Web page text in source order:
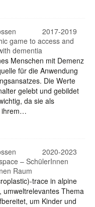
2017-2019
game to access and
dementia
Menschen mit Demenz
für die Anwendung
Die Werte
gelebt und gebildet
da sie als
ihrem…
2020-2023
– SchülerInnen
Raum
trace in alpine
umweltrelevantes Thema
um Kinder und